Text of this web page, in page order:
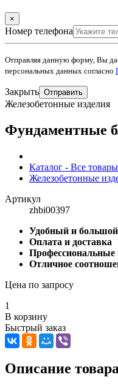
×
Номер телефона
Отправляя данную форму, Вы
персональных данных согласно
Закрыть Отправить
Железобетонные изделия
Фундаментные
Каталог - Все товары
Железобетонные
Артикул
zhbi00397
Удобный и
Оплата и доставка
Профессиональные
Отличное
Цена по запросу
1
В корзину
Быстрый заказ
Описание товара